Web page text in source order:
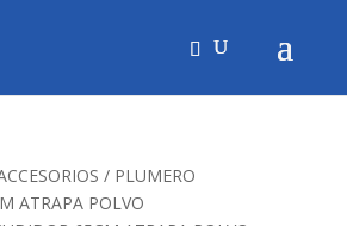
/ PLUMERO
ATRAPA POLVO